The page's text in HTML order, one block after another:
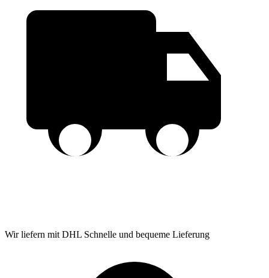
Wir liefern mit DHL Schnelle und bequeme Lieferung